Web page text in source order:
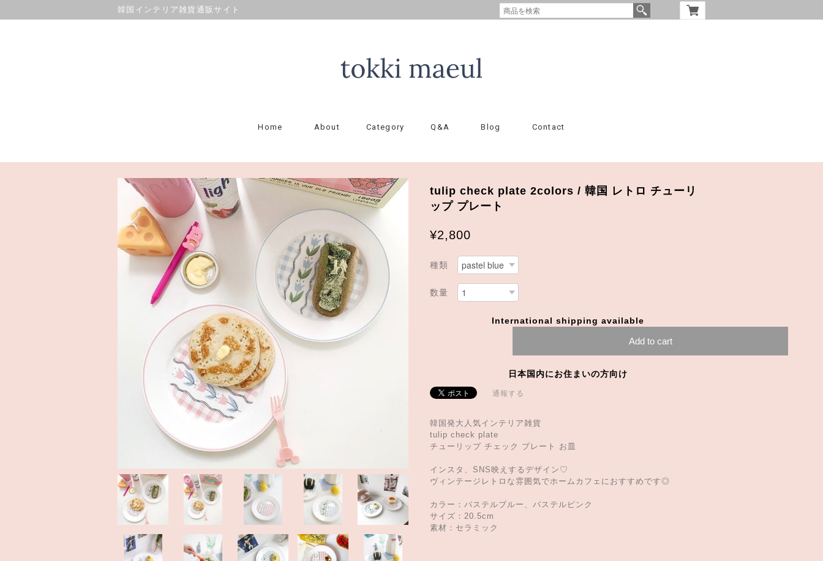
韓国インテリア雑貨通販サイト
Home About Category Q&A Blog Contact
tulip check plate 2colors / 韓国 レトロ チューリ
ップ プレート
¥2,800
種類
数量
International shipping available
Add to cart
日本国内にお住まいの方向け
通報する
韓国発大人気インテリア雑貨
tulip check plate
チューリップ チェック プレート お皿
インスタ、SNS映えするデザイン♡
ヴィンテージレトロな雰囲気でホームカフェにおすすめです◎
カラー：パステルブルー、パステルピンク
サイズ：20.5cm
素材：セラミック